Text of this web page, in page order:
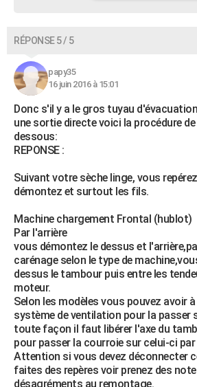
RÉPONSE 5 / 5
papy35
16 juin 2016 à 15:01
Donc s'il y a le gros tuyau
une sortie directe voici la procédure
dessous:
REPONSE :
Suivant votre sèche linge, vous
démontez et surtout les fils.
Machine chargement Frontal (hublot)
Par l'arrière
vous démontez le dessus et
carénage selon le type de
dessus le tambour puis entre les
moteur.
Selon les modèles vous pouvez avoir
système de ventilation pour la passer
toute façon il faut libérer l'axe du
pour passer la courroie sur celui-ci par
Attention si vous devez déconnecter
faites des repères voir prenez des
désagréments au remontage.